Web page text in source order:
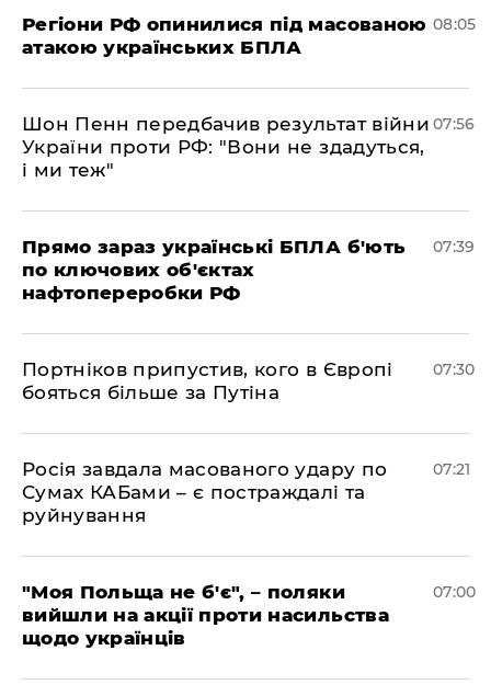
Регіони РФ опинилися під масованою
атакою українських БПЛА
08:05
Шон Пенн передбачив результат війни
України проти РФ: "Вони не здадуться,
і ми теж"
07:56
Прямо зараз українські БПЛА б'ють
по ключових об'єктах
нафтопереробки РФ
07:39
Портніков припустив, кого в Європі
бояться більше за Путіна
07:30
Росія завдала масованого удару по
Сумах КАБами – є постраждалі та
руйнування
07:21
"Моя Польща не б'є", – поляки
вийшли на акції проти насильства
щодо українців
07:00